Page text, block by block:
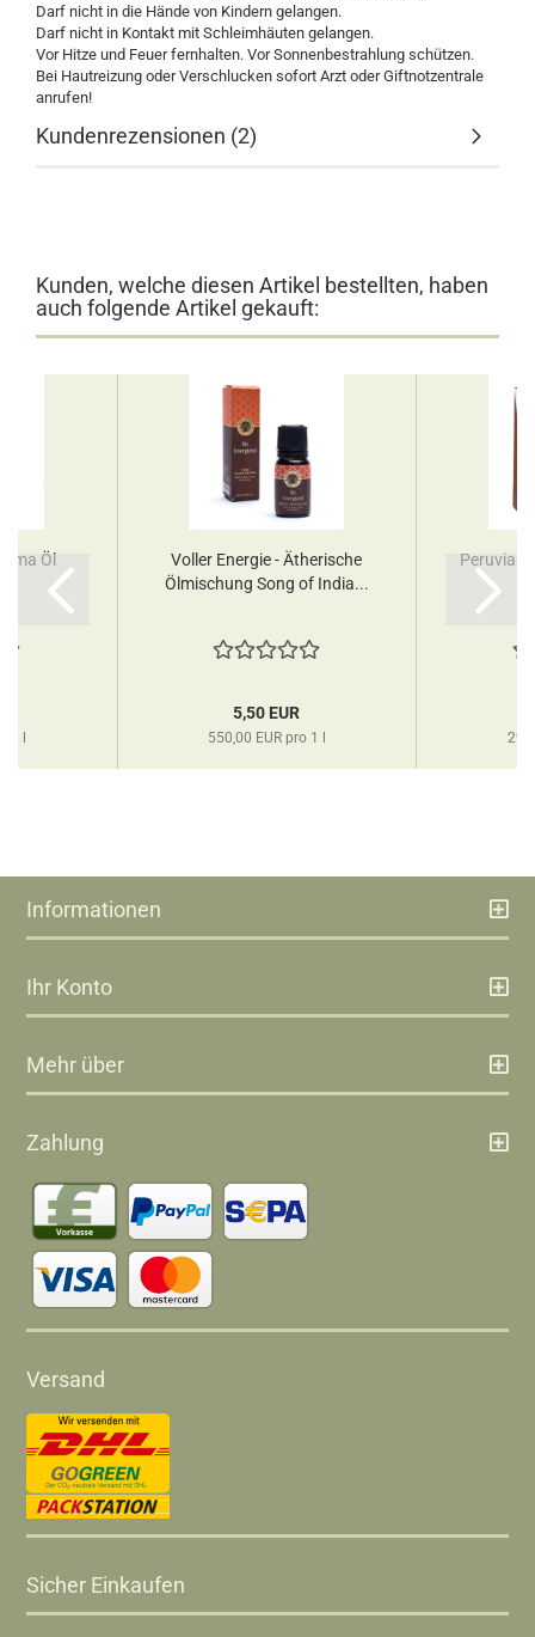
Darf nicht in die Hände von Kindern gelangen.
Darf nicht in Kontakt mit Schleimhäuten gelangen.
Vor Hitze und Feuer fernhalten. Vor Sonnenbestrahlung schützen.
Bei Hautreizung oder Verschlucken sofort Arzt oder Giftnotzentrale
anrufen!
Kundenrezensionen (2)
Kunden, welche diesen Artikel bestellten, haben
auch folgende Artikel gekauft:
Öl
Voller Energie - Ätherische
Ölmischung Song of India...
5,50 EUR
550,00 EUR pro 1 l
Peruvian
Informationen
Ihr Konto
Mehr über
Zahlung
Versand
Sicher Einkaufen